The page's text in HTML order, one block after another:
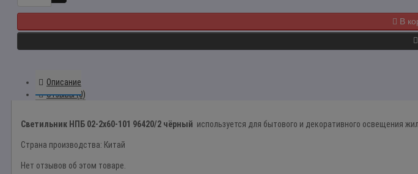
В
Описание
Отзывы (0)
Светильник НПБ 02-2x60-101 96420/2 чёрный используется для бытового и декоративного освещения
Страна производства: Китай
Нет отзывов об этом товаре.